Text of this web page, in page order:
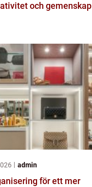
och gemenskap
admin
för ett mer